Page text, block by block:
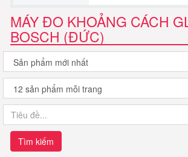
MÁY ĐO KHOẢNG CÁCH
BOSCH (ĐỨC)
Tìm kiếm